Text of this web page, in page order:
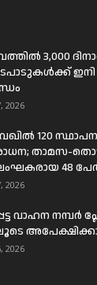
3,000
ഇനി
2026
120
താമസ-
48
2026
വാഹന നമ്പർ
2026